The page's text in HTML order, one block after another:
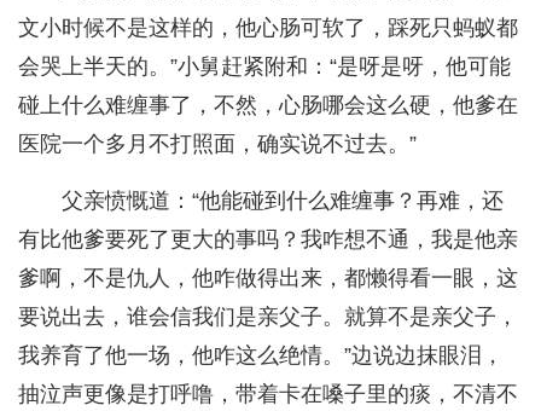
文小时候不是这样的，他心肠可软了，踩死只蚂蚁都
会哭上半天的。”小舅赶紧附和：“是呀是呀，他可能
碰上什么难缠事了，不然，心肠哪会这么硬，他爹在
医院一个多月不打照面，确实说不过去。”
父亲愤慨道：“他能碰到什么难缠事？再难，还
有比他爹要死了更大的事吗？我咋想不通，我是他亲
爹啊，不是仇人，他咋做得出来，都懒得看一眼，这
要说出去，谁会信我们是亲父子。就算不是亲父子，
我养育了他一场，他咋这么绝情。”边说边抹眼泪，
抽泣声更像是打呼噜，带着卡在嗓子里的痰，不清不